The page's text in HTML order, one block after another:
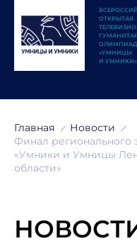
ОТКРЫТАЯ
«УМНИЦЫ
И УМНИКИ»
Главная
Новости
Финал регионального
«Умники и Умницы
области»